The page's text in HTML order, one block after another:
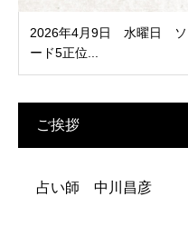
2026年4月9日 水曜日 ソ
ード5正位...
ご挨拶
占い師 中川昌彦